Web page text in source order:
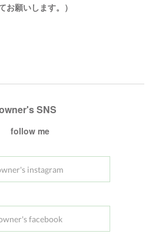
お願いします。）
SNS
follow me
instagram
facebook